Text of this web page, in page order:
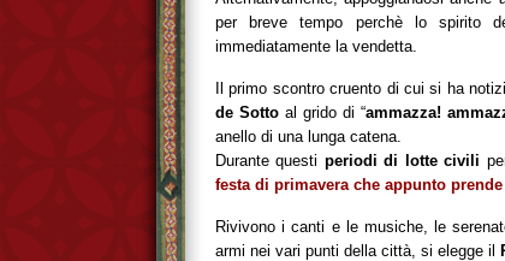
per breve tempo perchè lo spirito
immediatamente la vendetta.
Il primo scontro cruento di cui si ha
de Sotto al grido di “ammazza!
anello di una lunga catena.
Durante questi periodi di lotte civili
festa di primavera che appunto
Rivivono i canti e le musiche, le
armi nei vari punti della città, si elegge il